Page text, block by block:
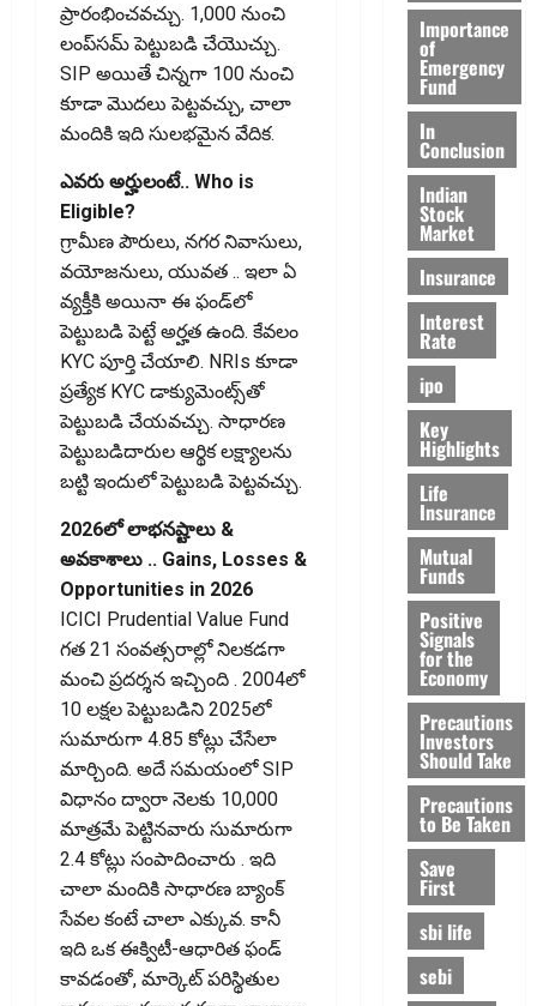
ప్రారంభించవచ్చు. ₹1,000 నుంచి
లంప్‌సమ్ పెట్టుబడి చేయొచ్చు.
SIP అయితే చిన్నగా ₹100 నుంచి
కూడా మొదలు పెట్టవచ్చు, చాలా
మందికి ఇది సులభమైన వేదిక.
ఎవరు అర్హులంటే.. Who is
Eligible?
గ్రామీణ పౌరులు, నగర నివాసులు,
వయోజనులు, యువత .. ఇలా ఏ
వ్యక్తీకి అయినా ఈ ఫండ్‌లో
పెట్టుబడి పెట్టే అర్హత ఉంది. కేవలం
KYC పూర్తి చేయాలి. NRIs కూడా
ప్రత్యేక KYC డాక్యుమెంట్స్‌తో
పెట్టుబడి చేయవచ్చు. సాధారణ
పెట్టుబడిదారుల ఆర్థిక‌ లక్ష్యాలను
బట్టి ఇందులో పెట్టుబడి పెట్ట‌వచ్చు.
2026లో లాభనష్టాలు &
అవకాశాలు .. Gains, Losses &
Opportunities in 2026
ICICI Prudential Value Fund
గత 21 సంవత్సరాల్లో నిలకడగా
మంచి ప్రదర్శన ఇచ్చింది . 2004లో
₹10 లక్షల పెట్టుబడిని 2025లో
సుమారుగా ₹4.85 కోట్లు చేసేలా
మార్చింది. అదే సమయంలో SIP
విధానం ద్వారా నెలకు ₹10,000
మాత్రమే పెట్టినవారు సుమారుగా
₹2.4 కోట్లు సంపాదించారు . ఇది
చాలా మందికి సాధారణ బ్యాంక్
సేవల కంటే చాలా ఎక్కువ. కానీ
ఇది ఒక ఈక్విటీ-ఆధారిత ఫండ్
కావడంతో, మార్కెట్ పరిస్థితుల
Importance
of
Emergency
Fund
In
Conclusion
Indian
Stock
Market
Insurance
Interest
Rate
ipo
Key
Highlights
Life
Insurance
Mutual
Funds
Positive
Signals
for the
Economy
Precautions
Investors
Should Take
Precautions
to Be Taken
Save
First
sbi life
sebi